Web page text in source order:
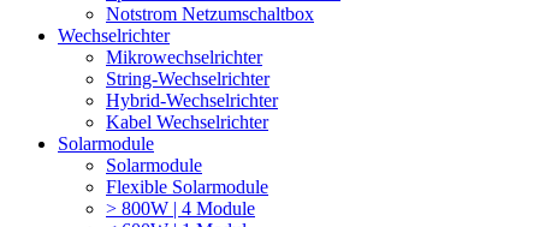
Notstrom Netzumschaltbox
Wechselrichter
Mikrowechselrichter
String-Wechselrichter
Hybrid-Wechselrichter
Kabel Wechselrichter
Solarmodule
Solarmodule
Flexible Solarmodule
> 800W | 4 Module